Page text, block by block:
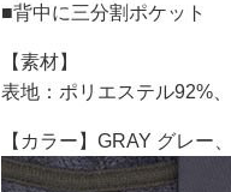
■背中に三分割ポケット
【素材】
表地：ポリエステル92%
【カラー】GRAY グレー